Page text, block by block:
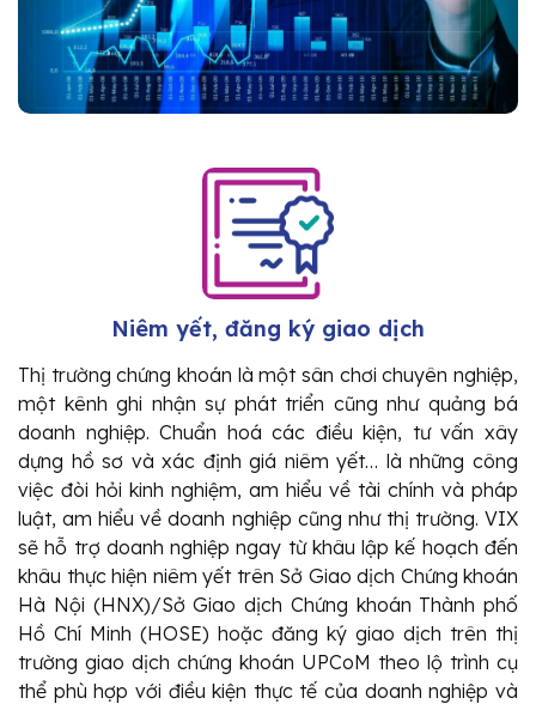
Niêm yết, đăng ký giao dịch
Thị trường chứng khoán là một sân chơi chuyên nghiệp,
một kênh ghi nhận sự phát triển cũng như quảng bá
doanh nghiệp. Chuẩn hoá các điều kiện, tư vấn xây
dựng hồ sơ và xác định giá niêm yết… là những công
việc đòi hỏi kinh nghiệm, am hiểu về tài chính và pháp
luật, am hiểu về doanh nghiệp cũng như thị trường. VIX
sẽ hỗ trợ doanh nghiệp ngay từ khâu lập kế hoạch đến
khâu thực hiện niêm yết trên Sở Giao dịch Chứng khoán
Hà Nội (HNX)/Sở Giao dịch Chứng khoán Thành phố
Hồ Chí Minh (HOSE) hoặc đăng ký giao dịch trên thị
trường giao dịch chứng khoán UPCoM theo lộ trình cụ
thể phù hợp với điều kiện thực tế của doanh nghiệp và